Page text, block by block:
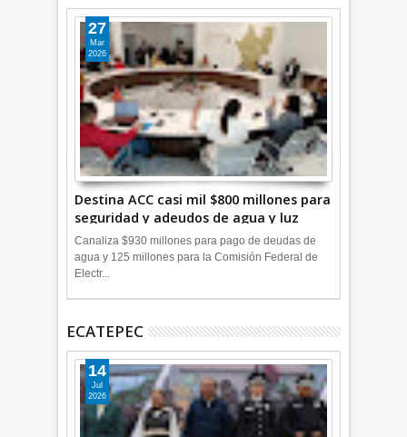
Destina ACC casi mil $800 millones para
seguridad y adeudos de agua y luz
+Video
27
Mar
2026
Canaliza $930 millones para pago de deudas de
agua y 125 millones para la Comisión Federal de
Electr...
ECATEPEC
14
Jul
2026